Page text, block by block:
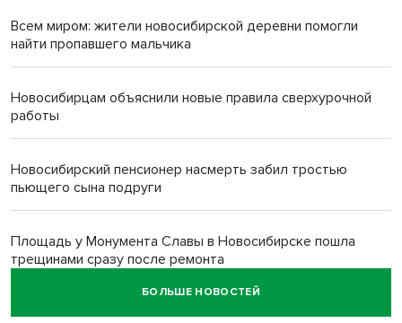
Всем миром: жители новосибирской деревни помогли
найти пропавшего мальчика
Новосибирцам объяснили новые правила сверхурочной
работы
Новосибирский пенсионер насмерть забил тростью
пьющего сына подруги
Площадь у Монумента Славы в Новосибирске пошла
трещинами сразу после ремонта
Африканский врач поразил новосибирцев в травмпункте
БОЛЬШЕ НОВОСТЕЙ